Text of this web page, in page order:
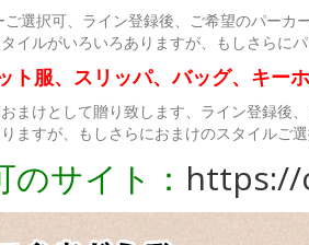
ご選択可、ライン登録後、ご希望のパー
イルがいろいろありますが、もしさら
服、スリッパ、バッグ、キー
まけとして贈り致します、ライン登録後
ますが、もしさらにおまけのスタイルご
サイト： https://